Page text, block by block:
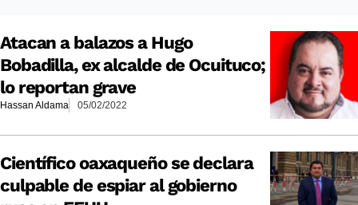
Atacan a balazos a Hugo
Bobadilla, ex alcalde de Ocuituco;
lo reportan grave
Hassan Aldama 05/02/2022
Científico oaxaqueño se declara
culpable de espiar al gobierno